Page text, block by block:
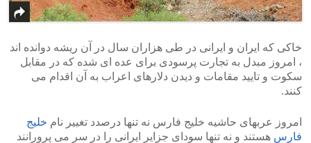
خاکی که ایران و ایرانی در طی هزاران سال در آن ریشه دوانده اند
، امروز مبدل به تجارت پرسودی برای عده ای شده که در مقابل
سکوت و تایید مقامات و دیدن دلارهای اعراب به آن اقدام می
کنند.
امروز عربهای حاشیه خلیج فارس نه تنها درصدد تغییر نام خلیج
فارس هستند و نه تنها سودای جزایر ایرانی را در سر می پرورانند